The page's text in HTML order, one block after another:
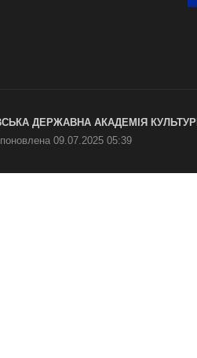
ДЕРЖАВНА АКАДЕМІЯ
поновлена 09.07.2025 05:39